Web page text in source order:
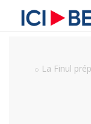
La Finul